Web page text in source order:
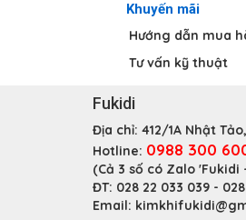
Khuyến mãi
Hướng dẫn mua
Tư vấn kỹ thuật
Fukidi
Địa chỉ: 412/1A Nhật
Hotline: 0988 300
(Cả 3 số có Zalo 'Fukidi
ĐT: 028 22 033 039 -
Email: